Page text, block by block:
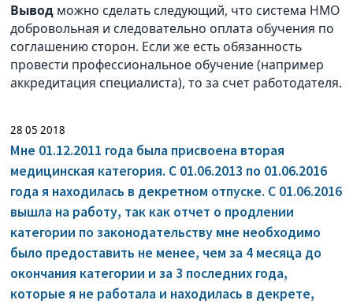
Вывод можно сделать следующий, что система НМО
добровольная и следовательно оплата обучения по
соглашению сторон. Если же есть обязанность
провести профессиональное обучение (например
аккредитация специалиста), то за счет работодателя.
28 05 2018
Мне 01.12.2011 года была присвоена вторая
медицинская категория. С 01.06.2013 по 01.06.2016
года я находилась в декретном отпуске. С 01.06.2016
вышла на работу, так как отчет о продлении
категории по законодательству мне необходимо
было предоставить не менее, чем за 4 месяца до
окончания категории и за 3 последних года,
которые я не работала и находилась в декрете,